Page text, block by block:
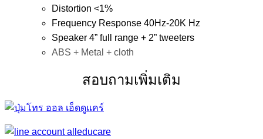
Distortion <1%
Frequency Response 40Hz-20K Hz
Speaker 4” full range + 2” tweeters
ABS + Metal + cloth
สอบถามเพิ่มเติม